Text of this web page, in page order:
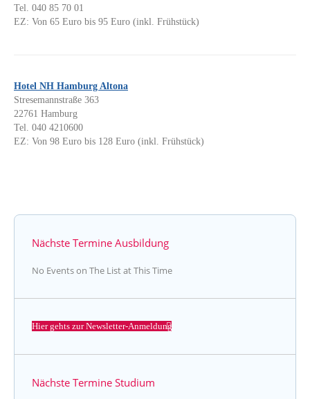
Tel. 040 85 70 01
EZ: Von 65 Euro bis 95 Euro (inkl. Frühstück)
Hotel NH Hamburg Altona
Stresemannstraße 363
22761 Hamburg
Tel. 040 4210600
EZ: Von 98 Euro bis 128 Euro (inkl. Frühstück)
Nächste Termine Ausbildung
No Events on The List at This Time
Hier gehts zur Newsletter-Anmeldung
Nächste Termine Studium